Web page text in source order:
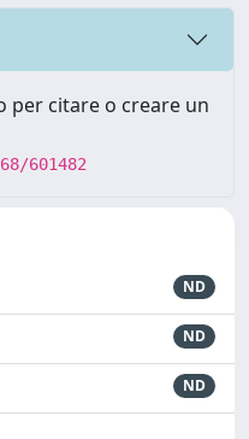
per citare o creare un
601482
ND
ND
ND